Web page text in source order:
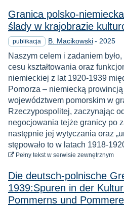
Granica polsko-
ślady w krajobrazie
publikacja B. Macikowski - Rok
2025
Naszym celem i zadaniem
cesu kształtowania oraz
niemieckiej z lat 1920-1939
Pomorza – niemiecką
województwem pomorskim w
Rzeczypospolitej, zaczynając
negocjowania tejże granicy po
następnie jej wytyczania oraz
stępowało to w latach 1918-
Pełny tekstdo pobrania
w serwisie zewnętrznym
Die deutsch-polnische
1939:Spuren in der
Pommerns und